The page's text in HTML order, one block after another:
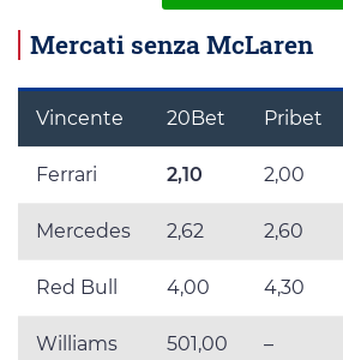
Mercati senza McLaren
Vincente 20Bet Pribet
Ferrari 2,10 2,00
Mercedes 2,62 2,60
Red Bull 4,00 4,30
Williams 501,00 –